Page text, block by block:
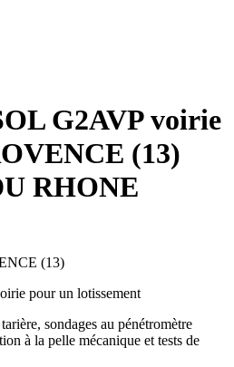
G2AVP voirie
(13)
RHONE
(13)
pour un lotissement
sondages au pénétromètre
à la pelle mécanique et tests de